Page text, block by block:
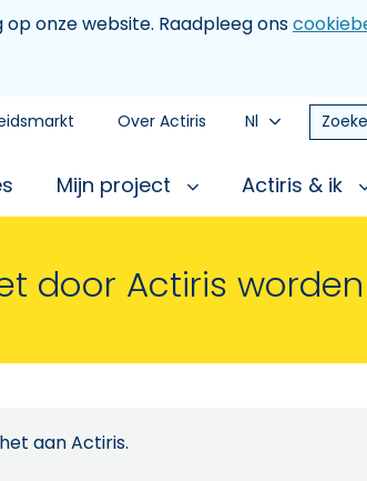
onze website. Raadpleeg ons
Over Actiris Nl
Mijn project Actiris & ik
door Actiris
aan Actiris.